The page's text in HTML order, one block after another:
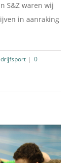
S&Z waren wij
in aanraking
| 0